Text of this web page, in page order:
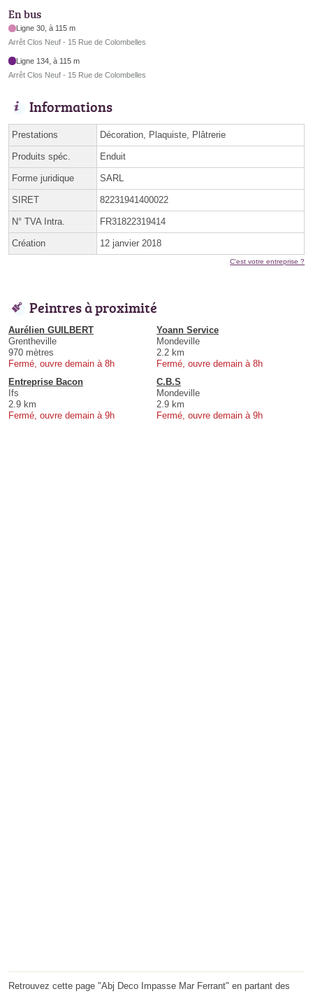
En bus
Ligne 30, à 115 m
Arrêt Clos Neuf - 15 Rue de Colombelles
Ligne 134, à 115 m
Arrêt Clos Neuf - 15 Rue de Colombelles
Informations
Prestations Décoration, Plaquiste, Plâtrerie
Produits spéc. Enduit
Forme juridique SARL
SIRET 82231941400022
N° TVA Intra. FR31822319414
Création 12 janvier 2018
C'est votre entreprise ?
Peintres à proximité
Aurélien GUILBERT
Grentheville
970 mètres
Fermé, ouvre demain à 8h
Yoann Service
Mondeville
2.2 km
Fermé, ouvre demain à 8h
Entreprise Bacon
Ifs
2.9 km
Fermé, ouvre demain à 9h
C.B.S
Mondeville
2.9 km
Fermé, ouvre demain à 9h
Retrouvez cette page "Abj Deco Impasse Mar Ferrant" en partant des